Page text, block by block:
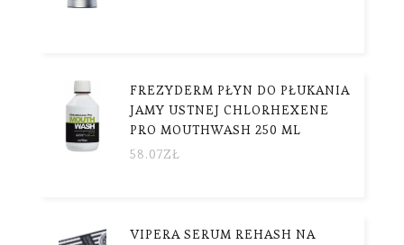
FREZYDERM PŁYN DO PŁUKANIA
JAMY USTNEJ CHLORHEXENE
PRO MOUTHWASH 250 ML
58.07ZŁ
VIPERA SERUM REHASH NA